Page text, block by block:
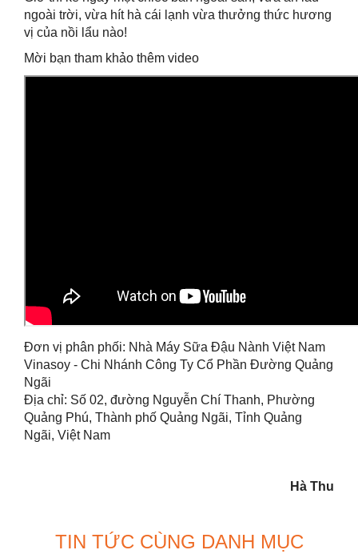
ngoài trời, vừa hít hà cái lạnh vừa thưởng thức hương
vị của nồi lẩu nào!
Mời bạn tham khảo thêm video
Đơn vị phân phối: Nhà Máy Sữa Đậu Nành Việt Nam
Vinasoy - Chi Nhánh Công Ty Cổ Phần Đường Quảng
Ngãi
Địa chỉ: Số 02, đường Nguyễn Chí Thanh, Phường
Quảng Phú, Thành phố Quảng Ngãi, Tỉnh Quảng
Ngãi, Việt Nam
Hà Thu
TIN TỨC CÙNG DANH MỤC